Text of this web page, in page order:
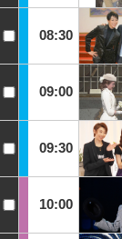
08:30
09:00
09:30
10:00